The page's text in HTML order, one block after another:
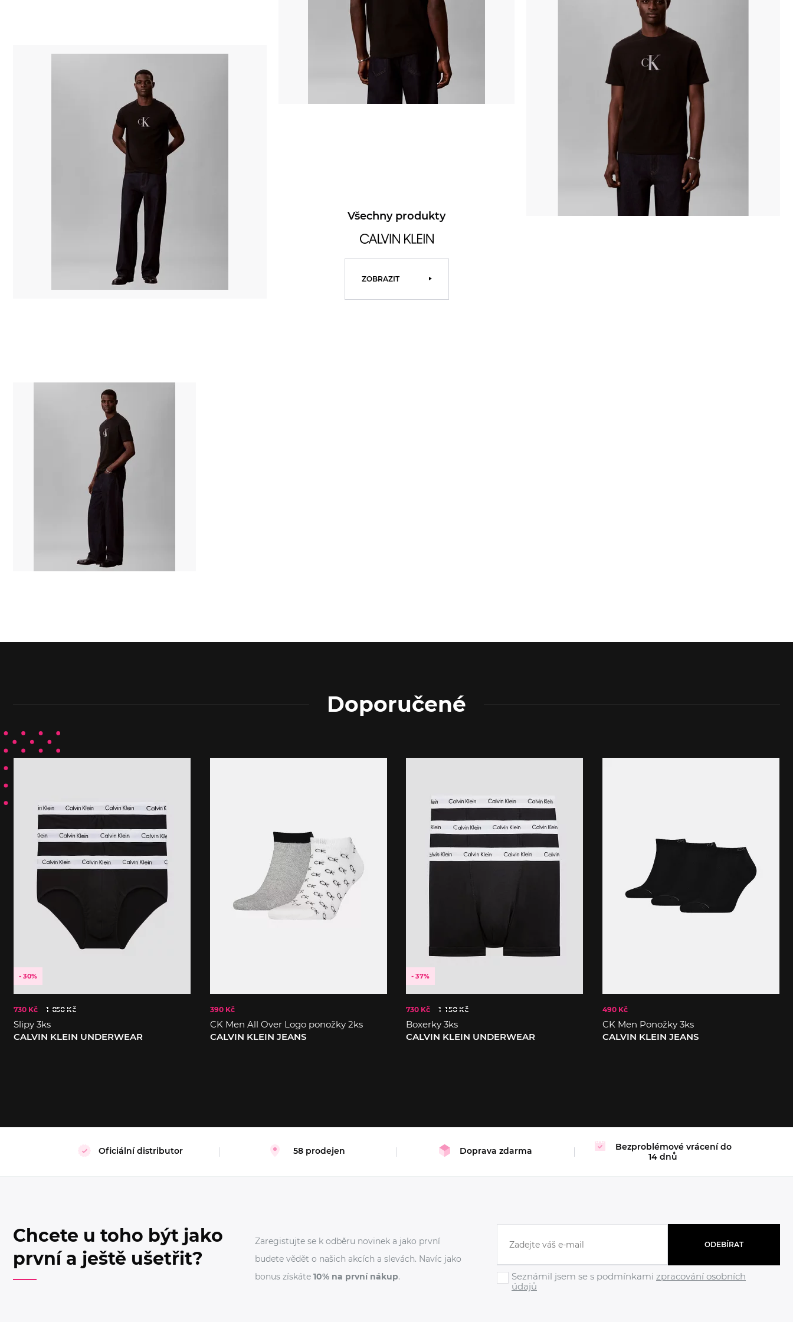
Všechny produkty
ZOBRAZIT
Doporučené
- 30%
730 Kč 1 050 Kč
Slipy 3ks
CALVIN KLEIN UNDERWEAR
390 Kč
CK Men All Over Logo ponožky 2ks
CALVIN KLEIN JEANS
- 37%
730 Kč 1 150 Kč
Boxerky 3ks
CALVIN KLEIN UNDERWEAR
490 Kč
CK Men Ponožky 3ks
CALVIN KLEIN JEANS
Oficiální distributor 58 prodejen Doprava zdarma
Bezproblémové vrácení do
14 dnů
Chcete u toho být jako
první a ještě ušetřit?
Zaregistujte se k odběru novinek a jako první
budete vědět o našich akcích a slevách. Navíc jako
bonus získáte 10% na první nákup.
ODEBÍRAT
Seznámil jsem se s podmínkami zpracování osobních
údajů